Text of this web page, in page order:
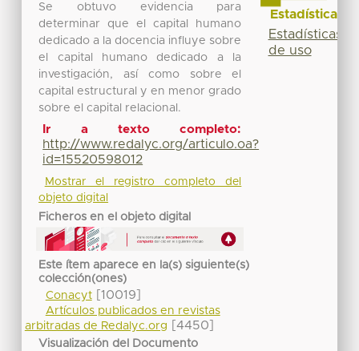
Se obtuvo evidencia para
determinar que el capital humano
dedicado a la docencia influye sobre
el capital humano dedicado a la
investigación, así como sobre el
capital estructural y en menor grado
sobre el capital relacional.
Ir a texto completo:
http://www.redalyc.org/articulo.oa?
id=15520598012
Mostrar el registro completo del
objeto digital
Ficheros en el objeto digital
Este ítem aparece en la(s) siguiente(s)
colección(ones)
Conacyt[10019]
Artículos publicados en revistas
arbitradas de Redalyc.org
[4450]
Visualización del Documento
Estadísticas
Estadísticas
de uso